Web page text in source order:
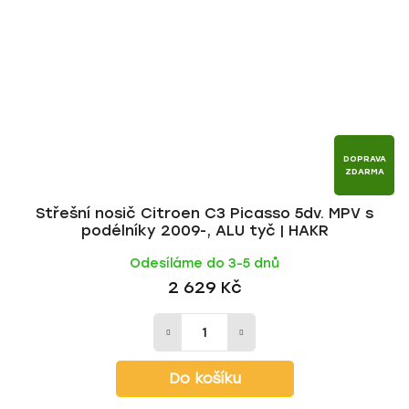
DOPRAVA
ZDARMA
Střešní nosič Citroen C3 Picasso 5dv. MPV s
podélníky 2009-, ALU tyč | HAKR
Odesíláme do 3-5 dnů
2 629 Kč
Do košíku